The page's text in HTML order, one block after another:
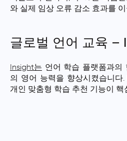
와 실제 임상 오류 감소 효과를
글로벌 언어 교육 –
Insight는 언어 학습 플랫폼과의
의 영어 능력을 향상시켰습니다
개인 맞춤형 학습 추천 기능이 핵